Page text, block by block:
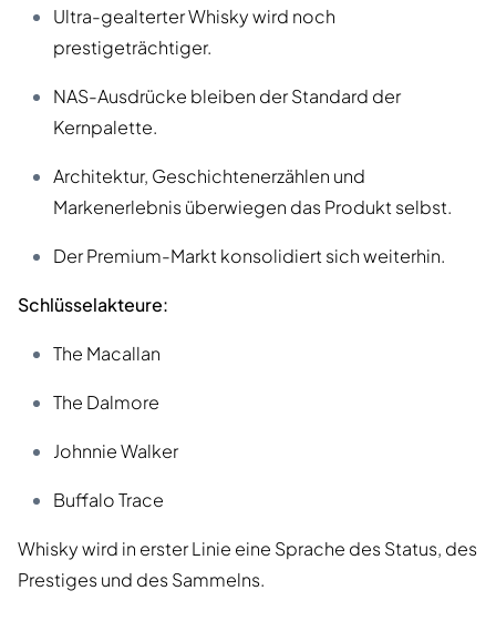
Ultra-gealterter Whisky wird noch
prestigeträchtiger.
NAS-Ausdrücke bleiben der Standard der
Kernpalette.
Architektur, Geschichtenerzählen und
Markenerlebnis überwiegen das Produkt selbst.
Der Premium-Markt konsolidiert sich weiterhin.
Schlüsselakteure:
The Macallan
The Dalmore
Johnnie Walker
Buffalo Trace
Whisky wird in erster Linie eine Sprache des Status, des
Prestiges und des Sammelns.